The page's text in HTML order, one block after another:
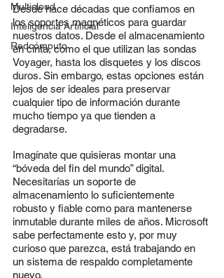
Multicloud
Inteligencia Artificial
Redcómputo
Desde hace décadas que confiamos en
los soportes magnéticos para guardar
nuestros datos. Desde el almacenamiento
en cinta, como el que utilizan las sondas
Voyager, hasta los disquetes y los discos
duros. Sin embargo, estas opciones están
lejos de ser ideales para preservar
cualquier tipo de información durante
mucho tiempo ya que tienden a
degradarse.
Imagínate que quisieras montar una
“bóveda del fin del mundo” digital.
Necesitarías un soporte de
almacenamiento lo suficientemente
robusto y fiable como para mantenerse
inmutable durante miles de años. Microsoft
sabe perfectamente esto y, por muy
curioso que parezca, está trabajando en
un sistema de respaldo completamente
nuevo.